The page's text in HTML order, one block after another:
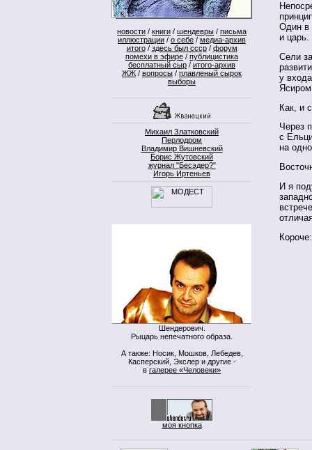
новости / книги / шендевры / письма
иллюстрации / о себе / медиа-архив
итого/ здесь был ссср/ форум
помехи в эфире / публицистика
бесплатный сыр / итого-архив
ЖЖ / вопросы / плавленый сырок
выборы
Михаил Златковский
Перлодром
Владимир Вишневский
Борис Жутовский
журнал "Бесэдер?"
Игорь Иртеньев
Шендерович.
Рыцарь непечатного образа.
А также: Носик, Мошков, Лебедев,
Касперский, Экслер и другие -
в галерее «Человеки»
моя кнопка
Один в
и царь.
Сели
у
Как, и
Через
с
на
И я